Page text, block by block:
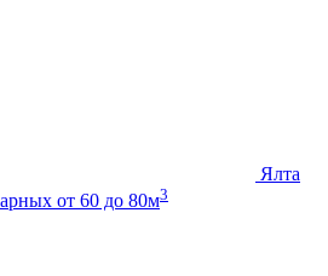
Ялта
от 60 до 80м3